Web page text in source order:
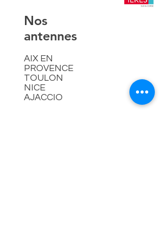
​Nos
antennes
AIX EN
PROVENCE
TOULON
NICE
AJACCIO​